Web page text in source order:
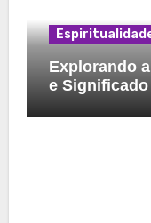
Explorando
e